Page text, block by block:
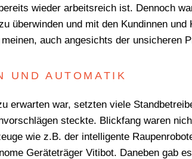
wieder arbeitsreich ist. Dennoch
überwinden und mit den Kundinnen
auch angesichts der unsicheren
UND AUTOMATIK
erwarten war, setzten viele
steckte. Blickfang waren
wie z.B. der intelligente
Geräteträger Vitibot. Daneben gab